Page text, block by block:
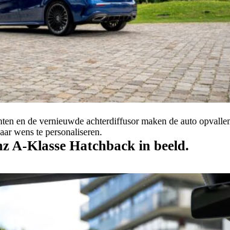
en de vernieuwde achterdiffusor maken de auto
wens te personaliseren.
A-Klasse Hatchback in beeld.